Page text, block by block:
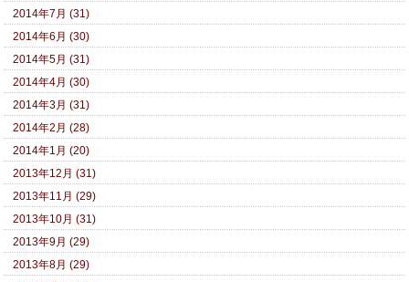
2014年7月 (31)
2014年6月 (30)
2014年5月 (31)
2014年4月 (30)
2014年3月 (31)
2014年2月 (28)
2014年1月 (20)
2013年12月 (31)
2013年11月 (29)
2013年10月 (31)
2013年9月 (29)
2013年8月 (29)